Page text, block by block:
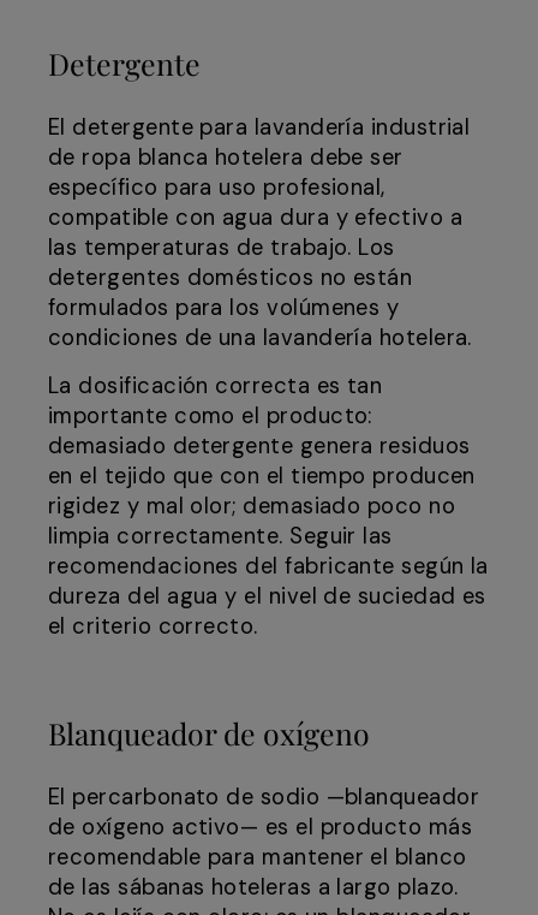
Detergente
El detergente para lavandería industrial
de ropa blanca hotelera debe ser
específico para uso profesional,
compatible con agua dura y efectivo a
las temperaturas de trabajo. Los
detergentes domésticos no están
formulados para los volúmenes y
condiciones de una lavandería hotelera.
La dosificación correcta es tan
importante como el producto:
demasiado detergente genera residuos
en el tejido que con el tiempo producen
rigidez y mal olor; demasiado poco no
limpia correctamente. Seguir las
recomendaciones del fabricante según la
dureza del agua y el nivel de suciedad es
el criterio correcto.
Blanqueador de oxígeno
El percarbonato de sodio —blanqueador
de oxígeno activo— es el producto más
recomendable para mantener el blanco
de las sábanas hoteleras a largo plazo.